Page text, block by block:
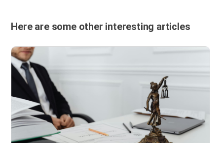
Here are some other interesting articles